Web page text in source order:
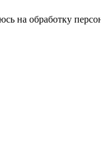
на обработку